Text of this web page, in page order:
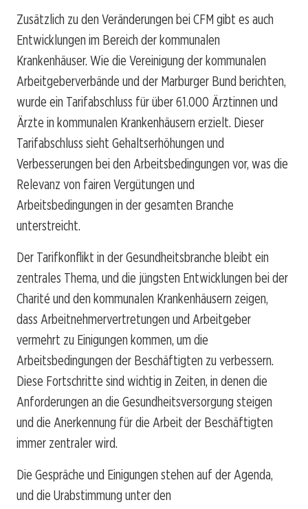
Zusätzlich zu den Veränderungen bei CFM gibt es auch
Entwicklungen im Bereich der kommunalen
Krankenhäuser. Wie die Vereinigung der kommunalen
Arbeitgeberverbände und der Marburger Bund berichten,
wurde ein Tarifabschluss für über 61.000 Ärztinnen und
Ärzte in kommunalen Krankenhäusern erzielt. Dieser
Tarifabschluss sieht Gehaltserhöhungen und
Verbesserungen bei den Arbeitsbedingungen vor, was die
Relevanz von fairen Vergütungen und
Arbeitsbedingungen in der gesamten Branche
unterstreicht.
Der Tarifkonflikt in der Gesundheitsbranche bleibt ein
zentrales Thema, und die jüngsten Entwicklungen bei der
Charité und den kommunalen Krankenhäusern zeigen,
dass Arbeitnehmervertretungen und Arbeitgeber
vermehrt zu Einigungen kommen, um die
Arbeitsbedingungen der Beschäftigten zu verbessern.
Diese Fortschritte sind wichtig in Zeiten, in denen die
Anforderungen an die Gesundheitsversorgung steigen
und die Anerkennung für die Arbeit der Beschäftigten
immer zentraler wird.
Die Gespräche und Einigungen stehen auf der Agenda,
und die Urabstimmung unter den